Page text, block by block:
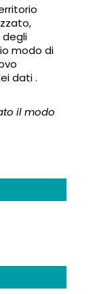
degli
modo di
dati .
il modo